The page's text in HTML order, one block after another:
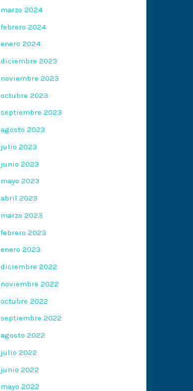
marzo 2024
febrero 2024
enero 2024
diciembre 2023
noviembre 2023
octubre 2023
septiembre 2023
agosto 2023
julio 2023
junio 2023
mayo 2023
abril 2023
marzo 2023
febrero 2023
enero 2023
diciembre 2022
noviembre 2022
octubre 2022
septiembre 2022
agosto 2022
julio 2022
junio 2022
mayo 2022